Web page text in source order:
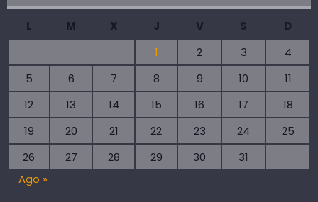
L M X J V S
D
1
2 3
4
5
6 7 8 9 10
11
12
13 14 15 16 17
18
19
20 21 22 23 24
25
26
27 28 29 30
31
Ago »